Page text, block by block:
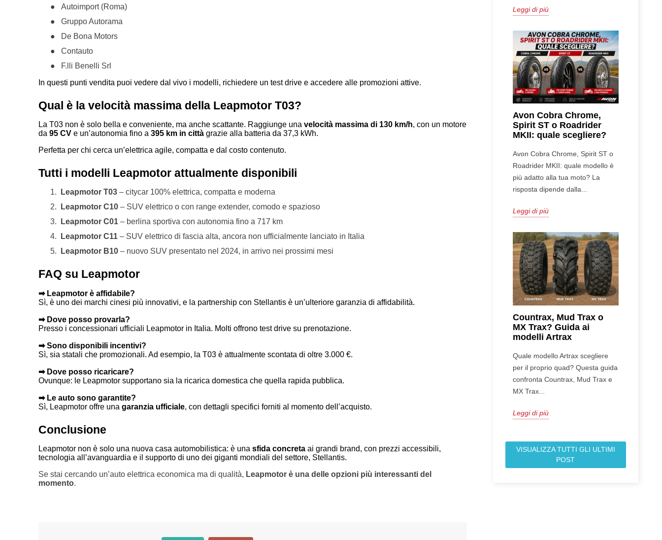
●
Autoimport (Roma)
●
Gruppo Autorama
●
De Bona Motors
●
Contauto
●
F.lli Benelli Srl
In questi punti vendita puoi vedere dal vivo i modelli, richiedere un test drive e accedere alle promozioni attive.
Qual è la velocità massima della Leapmotor T03?
La T03 non è solo bella e conveniente, ma anche scattante. Raggiunge unavelocità massima di 130 km/h, con un motore
da95 CV e un’autonomia fino a395 km in città grazie alla batteria da 37,3 kWh.
Perfetta per chi cerca un’elettrica agile, compatta e dal costo contenuto.
Tutti i modelli Leapmotor attualmente disponibili
1. Leapmotor T03 – citycar 100% elettrica, compatta e moderna
2.
Leapmotor C10 – SUV elettrico o con range extender, comodo e spazioso
3.
Leapmotor C01 – berlina sportiva con autonomia fino a 717 km
4.
Leapmotor C11 – SUV elettrico di fascia alta, ancora non ufficialmente lanciato in Italia
5.
Leapmotor B10 – nuovo SUV presentato nel 2024, in arrivo nei prossimi mesi
FAQ su Leapmotor
➡ Leapmotor è affidabile?
Sì, è uno dei marchi cinesi più innovativi, e la partnership con Stellantis è un’ulteriore garanzia di affidabilità.
➡ Dove posso provarla?
Presso i concessionari ufficiali Leapmotor in Italia. Molti offrono test drive su prenotazione.
➡ Sono disponibili incentivi?
Sì, sia statali che promozionali. Ad esempio, la T03 è attualmente scontata di oltre 3.000 €.
➡ Dove posso ricaricare?
Ovunque: le Leapmotor supportano sia la ricarica domestica che quella rapida pubblica.
➡ Le auto sono garantite?
Sì, Leapmotor offre unagaranzia ufficiale, con dettagli specifici forniti al momento dell’acquisto.
Conclusione
Leapmotor non è solo una nuova casa automobilistica: è unasfida concreta ai grandi brand, con prezzi accessibili,
tecnologia all’avanguardia e il supporto di uno dei giganti mondiali del settore, Stellantis.
Se stai cercando un’auto elettrica economica ma di qualità, Leapmotor è una delle opzioni più interessanti del
momento.
Leggi di più
Avon Cobra Chrome,
Spirit ST o Roadrider
MKII: quale scegliere?
Avon Cobra Chrome, Spirit ST o
Roadrider MKII: quale modello è
più adatto alla tua moto? La
risposta dipende dalla...
Leggi di più
Countrax, Mud Trax o
MX Trax? Guida ai
modelli Artrax
Quale modello Artrax scegliere
per il proprio quad? Questa guida
confronta Countrax, Mud Trax e
MX Trax...
Leggi di più
VISUALIZZA TUTTI GLI ULTIMI
POST